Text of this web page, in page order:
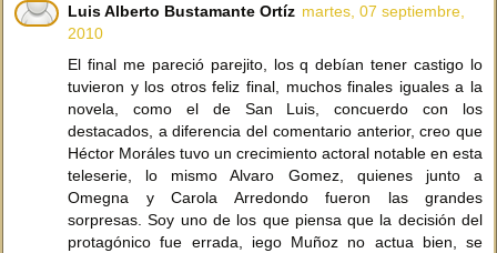
Luis Alberto Bustamante Ortíz martes, 07 septiembre,
2010
El final me pareció parejito, los q debían tener castigo lo
tuvieron y los otros feliz final, muchos finales iguales a la
novela, como el de San Luis, concuerdo con los
destacados, a diferencia del comentario anterior, creo que
Héctor Moráles tuvo un crecimiento actoral notable en esta
teleserie, lo mismo Alvaro Gomez, quienes junto a
Omegna y Carola Arredondo fueron las grandes
sorpresas. Soy uno de los que piensa que la decisión del
protagónico fue errada, iego Muñoz no actua bien, se